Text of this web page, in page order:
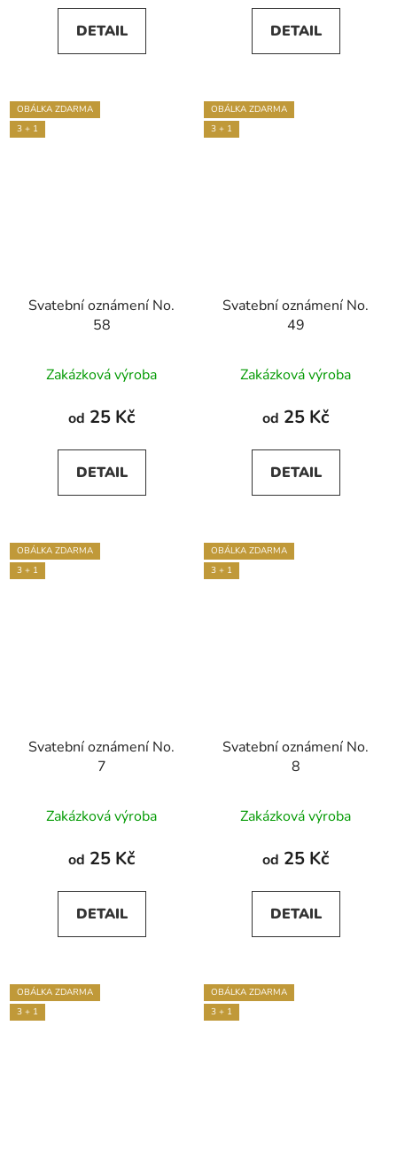
DETAIL DETAIL
OBÁLKA ZDARMA
3 + 1
Svatební oznámení No.
58
hodnocení
produktu
5,0
z
Zakázková výroba
od 25 Kč
DETAIL
OBÁLKA ZDARMA
3 + 1
Svatební oznámení No.
49
Zakázková výroba
od 25 Kč
DETAIL
OBÁLKA ZDARMA
3 + 1
Svatební oznámení No.
7
hodnocení
produktu
5,0
z
Zakázková výroba
od 25 Kč
DETAIL
OBÁLKA ZDARMA
3 + 1
Svatební oznámení No.
8
Zakázková výroba
od 25 Kč
DETAIL
OBÁLKA ZDARMA
3 + 1
OBÁLKA ZDARMA
3 + 1